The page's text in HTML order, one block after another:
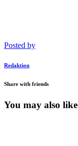
Posted by
Redaktion
Share with friends
You may also like